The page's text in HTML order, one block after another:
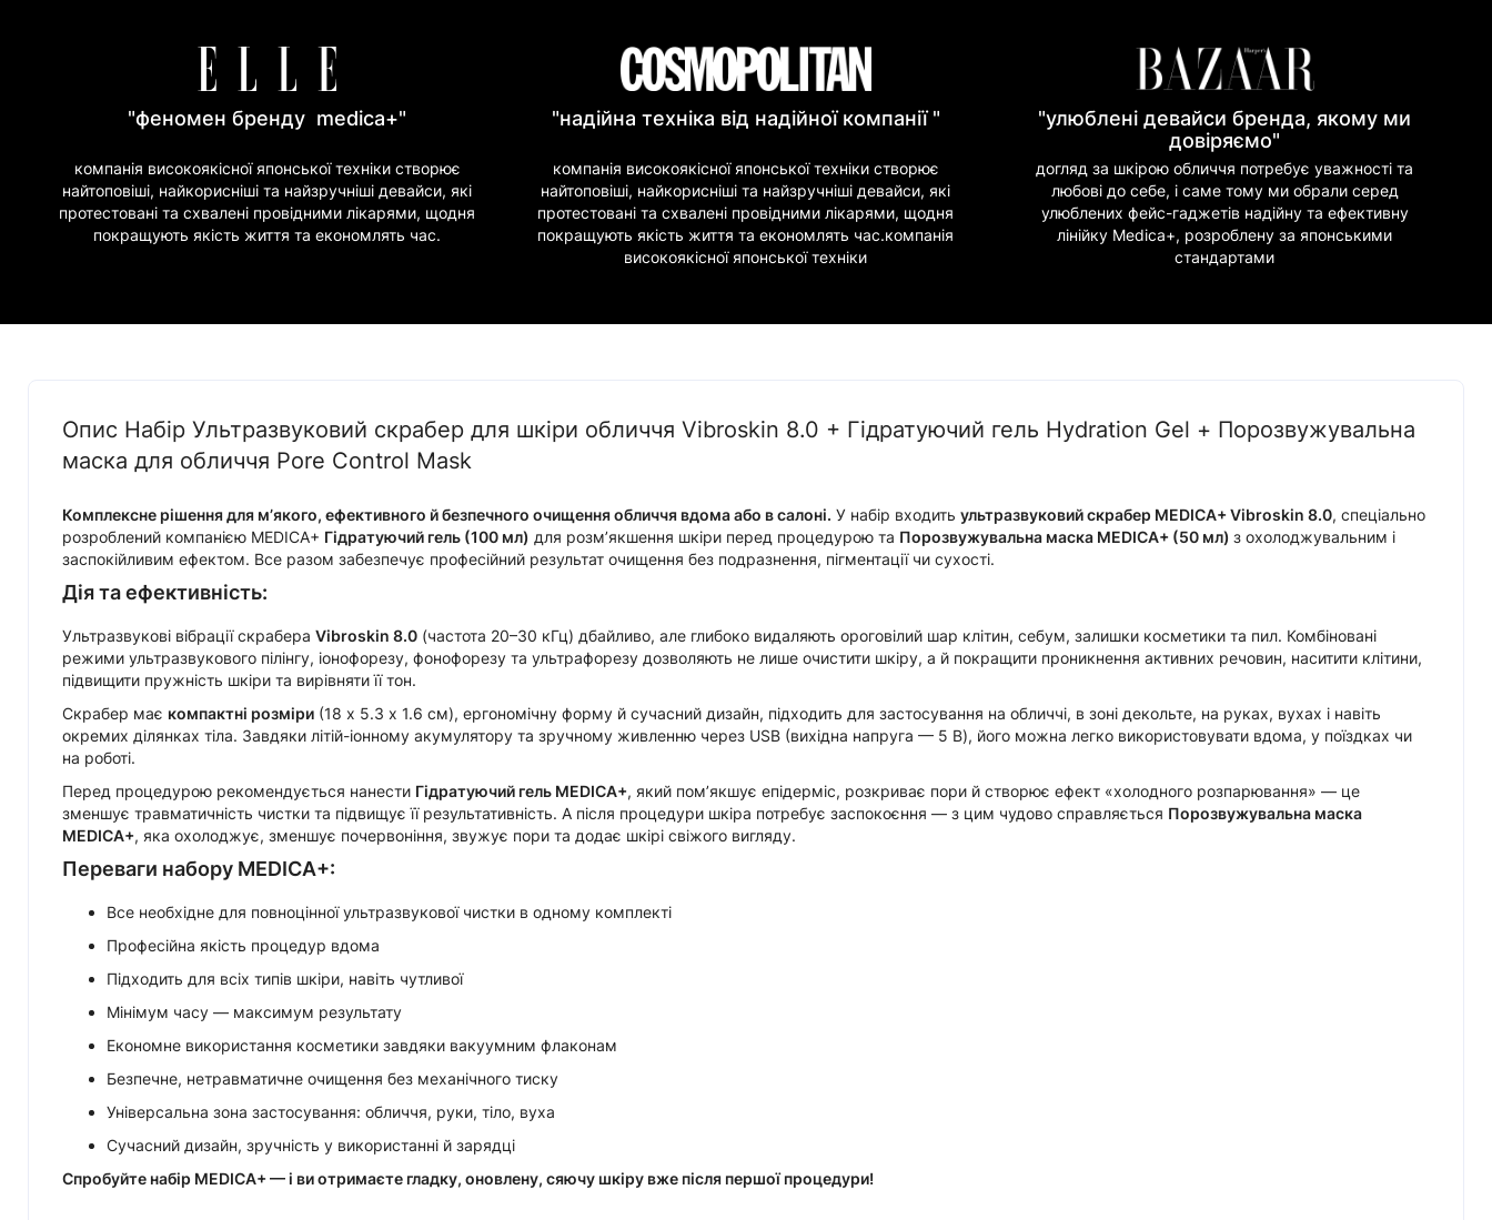
"феномен бренду medica+"
компанія високоякісної японської техніки створює
найтоповіші, найкорисніші та найзручніші девайси, які
протестовані та схвалені провідними лікарями, щодня
покращують якість життя та економлять час.
"надійна техніка від надійної компанії "
компанія високоякісної японської техніки створює
найтоповіші, найкорисніші та найзручніші девайси, які
протестовані та схвалені провідними лікарями, щодня
покращують якість життя та економлять час.компанія
високоякісної японської техніки
"улюблені девайси бренда, якому ми
довіряємо"
догляд за шкірою обличчя потребує уважності та
любові до себе, і саме тому ми обрали серед
улюблених фейс-гаджетів надійну та ефективну
лінійку Medica+, розроблену за японськими
стандартами
Опис Набір Ультразвуковий скрабер для шкіри обличчя Vibroskin 8.0 + Гідратуючий гель Hydration Gel + Порозвужувальна
маска для обличчя Pore Control Mask
Комплексне рішення для м’якого, ефективного й безпечного очищення обличчя вдома або в салоні. У набір входить ультразвуковий скрабер MEDICA+ Vibroskin 8.0, спеціально
розроблений компанією MEDICA+ Гідратуючий гель (100 мл) для розм’якшення шкіри перед процедурою та Порозвужувальна маска MEDICA+ (50 мл) з охолоджувальним і
заспокійливим ефектом. Все разом забезпечує професійний результат очищення без подразнення, пігментації чи сухості.
Дія та ефективність:
Ультразвукові вібрації скрабера Vibroskin 8.0 (частота 20–30 кГц) дбайливо, але глибоко видаляють ороговілий шар клітин, себум, залишки косметики та пил. Комбіновані
режими ультразвукового пілінгу, іонофорезу, фонофорезу та ультрафорезу дозволяють не лише очистити шкіру, а й покращити проникнення активних речовин, наситити клітини,
підвищити пружність шкіри та вирівняти її тон.
Скрабер має компактні розміри (18 х 5.3 х 1.6 см), ергономічну форму й сучасний дизайн, підходить для застосування на обличчі, в зоні декольте, на руках, вухах і навіть
окремих ділянках тіла. Завдяки літій-іонному акумулятору та зручному живленню через USB (вихідна напруга — 5 В), його можна легко використовувати вдома, у поїздках чи
на роботі.
Перед процедурою рекомендується нанести Гідратуючий гель MEDICA+, який пом’якшує епідерміс, розкриває пори й створює ефект «холодного розпарювання» — це
зменшує травматичність чистки та підвищує її результативність. А після процедури шкіра потребує заспокоєння — з цим чудово справляється Порозвужувальна маска
MEDICA+, яка охолоджує, зменшує почервоніння, звужує пори та додає шкірі свіжого вигляду.
Переваги набору MEDICA+:
Все необхідне для повноцінної ультразвукової чистки в одному комплекті
Професійна якість процедур вдома
Підходить для всіх типів шкіри, навіть чутливої
Мінімум часу — максимум результату
Економне використання косметики завдяки вакуумним флаконам
Безпечне, нетравматичне очищення без механічного тиску
Універсальна зона застосування: обличчя, руки, тіло, вуха
Сучасний дизайн, зручність у використанні й зарядці
Спробуйте набір MEDICA+ — і ви отримаєте гладку, оновлену, сяючу шкіру вже після першої процедури!